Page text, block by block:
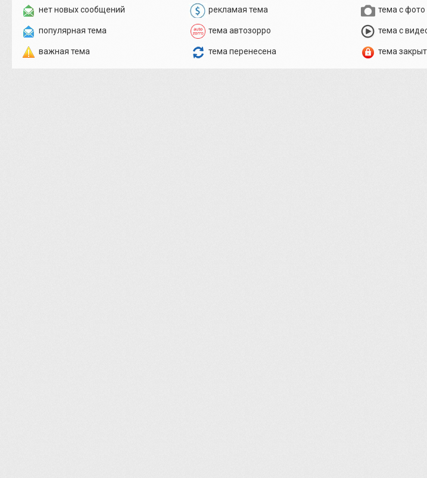
нет новых сообщений
популярная тема
важная тема
рекламая тема
тема автозорро
тема перенесена
тема с фото
тема с
тема